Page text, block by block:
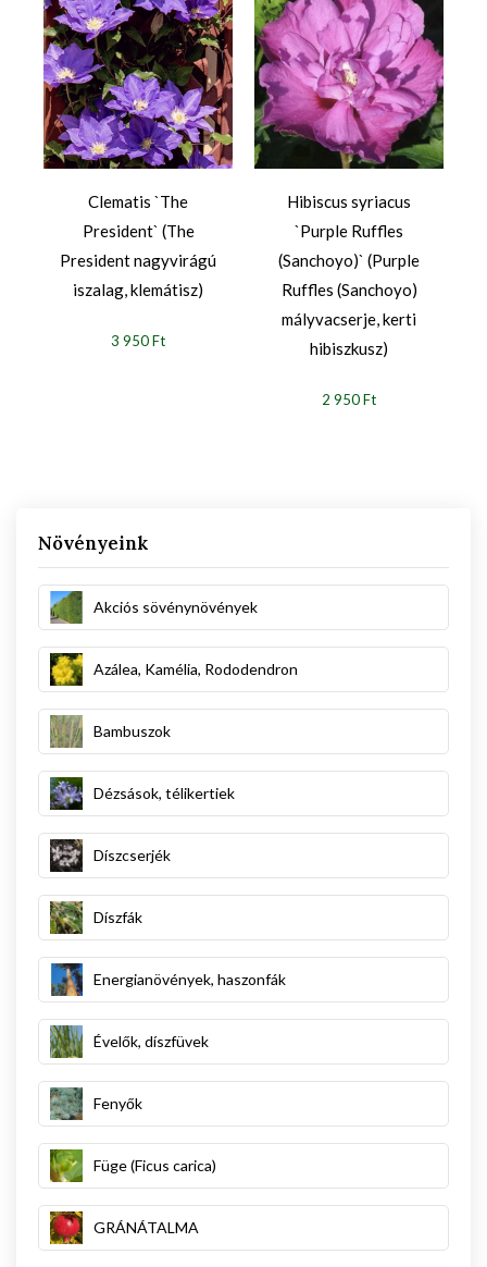
Növényeink
Akciós sövénynövények
Azálea, Kamélia, Rododendron
Bambuszok
Dézsások, télikertiek
Díszcserjék
Díszfák
Energianövények, haszonfák
Évelők, díszfüvek
Fenyők
Füge (Ficus carica)
GRÁNÁTALMA
Clematis `The
President` (The
President nagyvirágú
iszalag, klemátisz)
3 950 Ft
Hibiscus syriacus
`Purple Ruffles
(Sanchoyo)` (Purple
Ruffles (Sanchoyo)
mályvacserje, kerti
hibiszkusz)
2 950 Ft